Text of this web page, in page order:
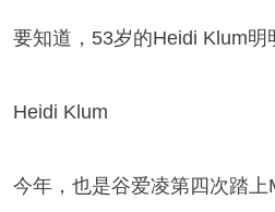
要知道，53岁的Heidi Klum明
Heidi Klum
今年，也是谷爱凌第四次踏上